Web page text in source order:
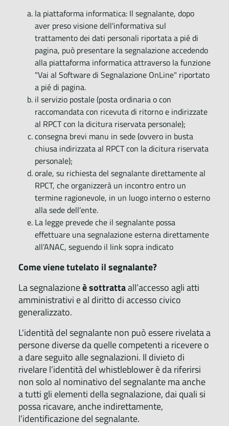
la piattaforma informatica: Il segnalante, dopo
aver preso visione dell'informativa sul
trattamento dei dati personali riportata a pié di
pagina, può presentare la segnalazione accedendo
alla piattaforma informatica attraverso la funzione
"Vai al Software di Segnalazione OnLine" riportato
a pié di pagina.
il servizio postale (posta ordinaria o con
raccomandata con ricevuta di ritorno e indirizzate
al RPCT con la dicitura riservata personale);
consegna brevi manu in sede (ovvero in busta
chiusa indirizzata al RPCT con la dicitura riservata
personale);
orale, su richiesta del segnalante direttamente al
RPCT, che organizzerà un incontro entro un
termine ragionevole, in un luogo interno o esterno
alla sede dell’ente.
La legge prevede che il segnalante possa
effettuare una segnalazione esterna direttamente
all’ANAC, seguendo il link sopra indicato
Come viene tutelato il segnalante?
La segnalazioneè sottrattaall’accesso agli atti
amministrativi e al diritto di accesso civico
generalizzato.
L'identità del segnalante non può essere rivelata a
persone diverse da quelle competenti a ricevere o
a dare seguito alle segnalazioni. Il divieto di
rivelare l’identità del whistleblower è da riferirsi
non solo al nominativo del segnalante ma anche
a tutti gli elementi della segnalazione, dai quali si
possa ricavare, anche indirettamente,
l’identificazione del segnalante.